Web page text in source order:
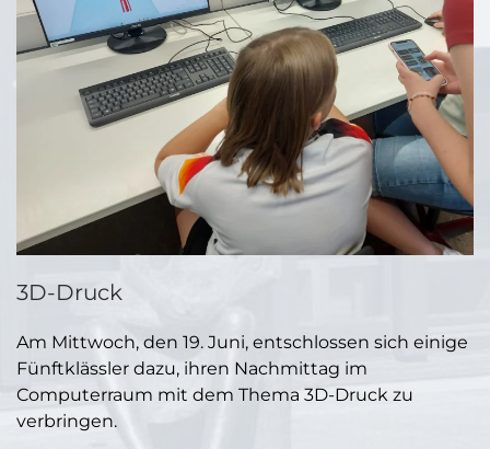
3D-Druck
Am Mittwoch, den 19. Juni, entschlossen sich einige
Fünftklässler dazu, ihren Nachmittag im
Computerraum mit dem Thema 3D-Druck zu
verbringen.